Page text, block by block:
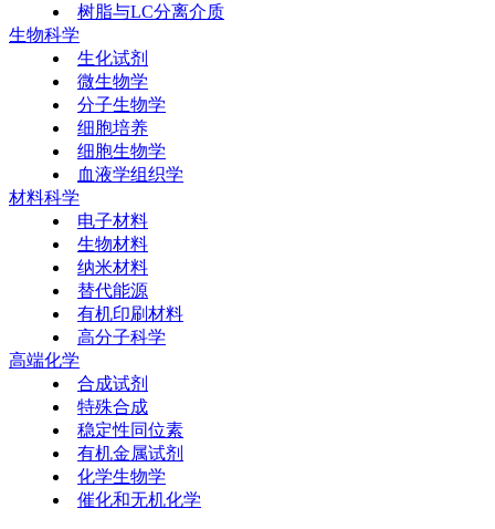
树脂与LC分离介质
生物科学
生化试剂
微生物学
分子生物学
细胞培养
细胞生物学
血液学组织学
材料科学
电子材料
生物材料
纳米材料
替代能源
有机印刷材料
高分子科学
高端化学
合成试剂
特殊合成
稳定性同位素
有机金属试剂
化学生物学
催化和无机化学